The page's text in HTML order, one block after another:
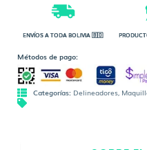
ENVÍOS A TODA BOLIVIA 🇧🇴
Métodos de pago:
Categorías: Delineadores,